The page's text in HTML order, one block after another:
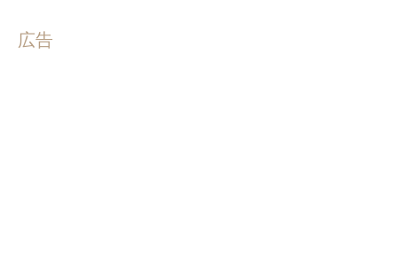
広告